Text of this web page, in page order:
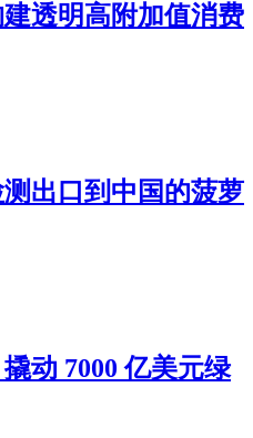
透明高附加值消费
出口到中国的菠萝
动 7000 亿美元绿